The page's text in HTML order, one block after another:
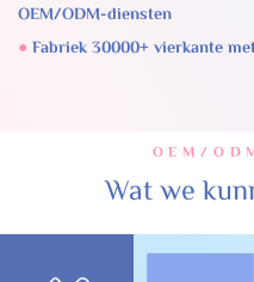
● Fabriek 30000+ vierkante
OEM/
Wat we